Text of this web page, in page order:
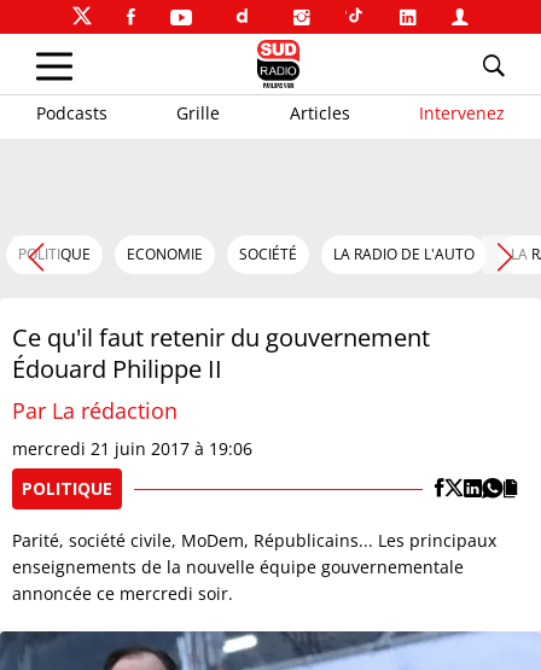
Podcasts Grille Articles Intervenez
POLITIQUE ECONOMIE SOCIÉTÉ LA RADIO DE L'AUTO LA
Ce qu'il faut retenir du gouvernement
Édouard Philippe II
Par La rédaction
mercredi 21 juin 2017 à 19:06
POLITIQUE
Parité, société civile, MoDem, Républicains... Les principaux
enseignements de la nouvelle équipe gouvernementale
annoncée ce mercredi soir.